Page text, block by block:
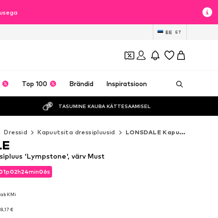
EE ET
Top 100 Brändid Inspiratsioon
TASUMINE KAUBA KÄTTESAAMISEL
Dressid Kapuutsita dressipluusid LONSDALE Kapuutsita dressipluusid
p02h24min05s
KMi
€
p02h24min05s
'Lympstone', värv Must